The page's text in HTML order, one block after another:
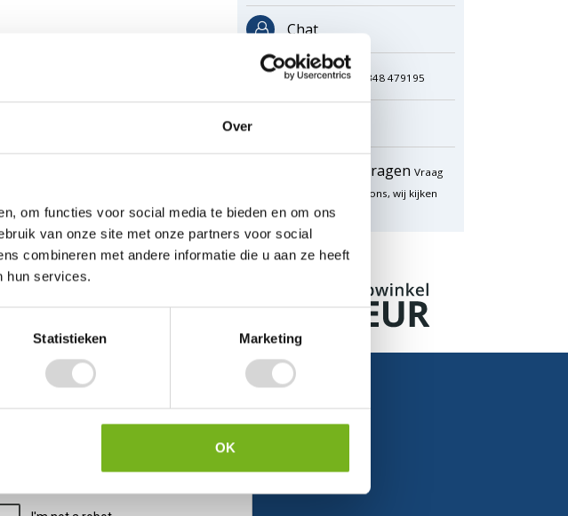
Over
om functies voor social media te bieden en om ons
van onze site met onze partners voor social
combineren met andere informatie die u aan ze heeft
hun services.
Statistieken Marketing
OK
Chat
WhatsApp 0348 479195
Offerte aanvragen Vraag
een speciale prijs op bij ons, wij kijken
naar de mogelijkheden.
Ontvang direct korting